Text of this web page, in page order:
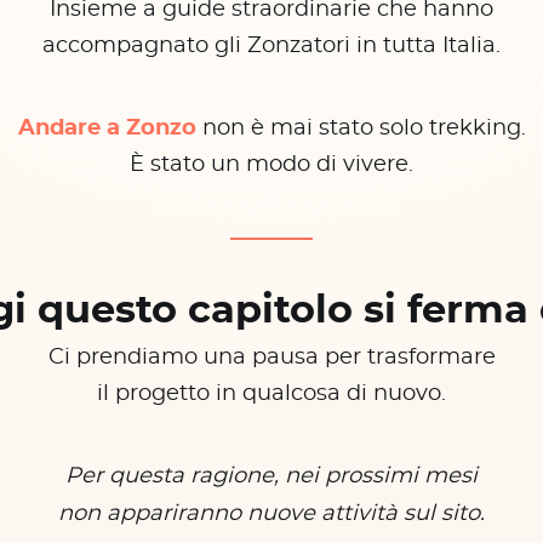
Insieme a guide straordinarie che hanno
accompagnato gli Zonzatori in tutta Italia.
Andare a Zonzonon è mai stato solo trekking.
È stato un modo di vivere.
questo capitolo si ferma
Ci prendiamo una pausa per trasformare
il progetto in qualcosa di nuovo.
Per questa ragione, nei prossimi mesi
non appariranno nuove attività sul sito.